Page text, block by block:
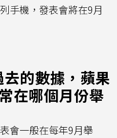
手機，發表會將在9月
的數據，蘋果
在哪個月份舉
會一般在每年9月舉